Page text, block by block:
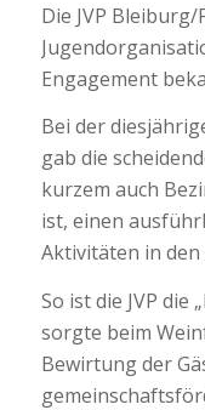
Die JVP
Engagement
Bei der
gab die
kurzem auch
ist, einen
Aktivitäten in den
So istdie JVP die
sorgte beim
Bewirtung der